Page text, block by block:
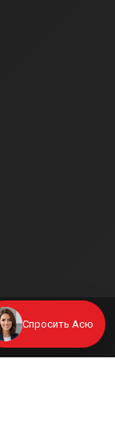
защищены
обработку
А Спросить Асю